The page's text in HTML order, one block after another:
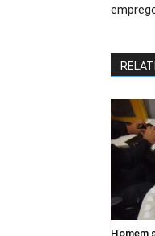
Homem